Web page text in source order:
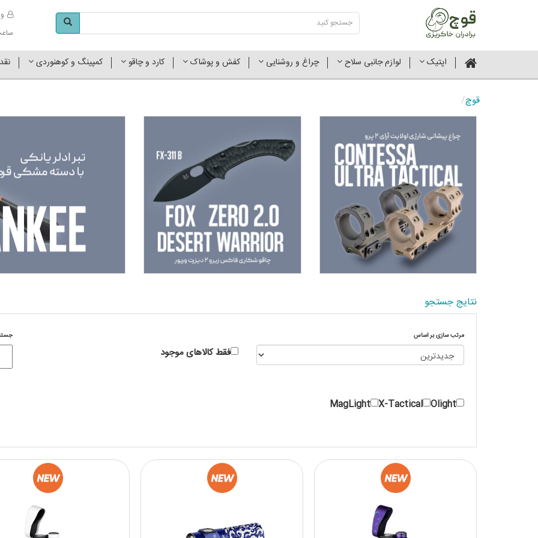
ساعت
اپتیک لوازم جانبی سلاح چراغ و روشنایی کفش و پوشاک کارد و چاقو کمپینگ و کوهنوردی
قوچ/
نتایج جستجو
مرتب سازی بر اساس
فقط کالاهای موجود
Olight
X-Tactical
MagLight